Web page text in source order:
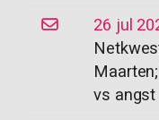
26 jul
vs angst